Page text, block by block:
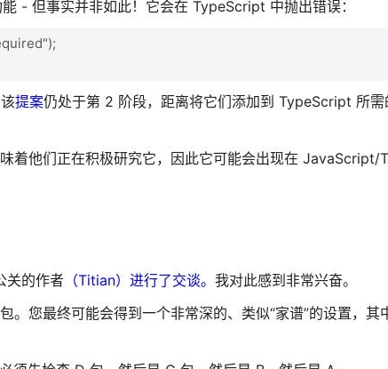
- 但事实并非如此！它会在 TypeScript 中抛出错误：
提案仍处于第 2 阶段，距离将它们添加到 TypeScript 所
着他们正在积极研究它，因此它可能会出现在
关的作者（Titian）进行了交谈。 我对此感到非常兴奋。
您最终可能会得到一个非常深的、类似“家谱”的设置，其